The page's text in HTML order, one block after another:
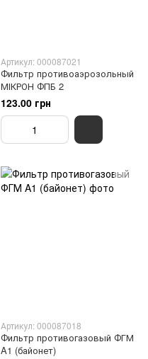
Артикул: 000087021
Фильтр противоаэрозольный
МІКРОН ФПБ 2
123.00 грн
Артикул: 000087018
Фильтр противогазовый ФГМ
A1 (байонет)